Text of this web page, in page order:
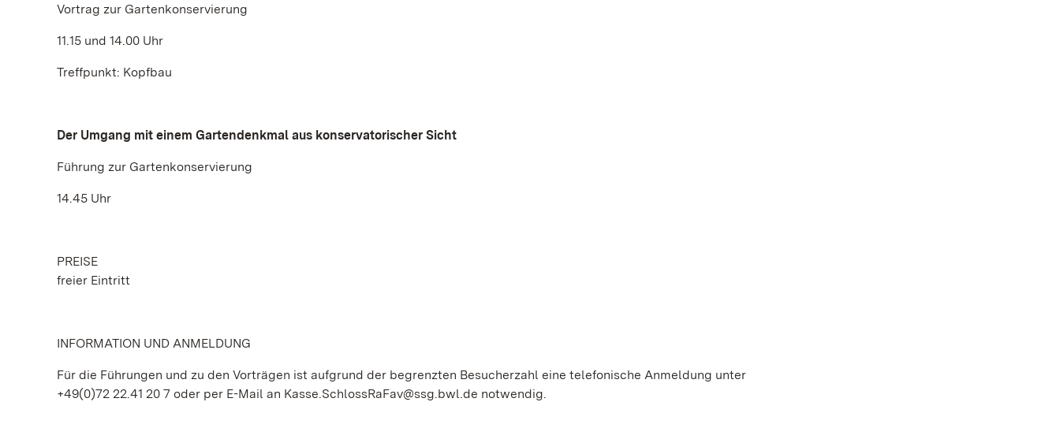
Vortrag zur Gartenkonservierung
11.15 und 14.00 Uhr
Treffpunkt: Kopfbau
Der Umgang mit einem Gartendenkmal aus konservatorischer Sicht
Führung zur Gartenkonservierung
14.45 Uhr
PREISE
freier Eintritt
INFORMATION UND ANMELDUNG
Für die Führungen und zu den Vorträgen ist aufgrund der begrenzten Besucherzahl eine telefonische Anmeldung unter
+49(0)72 22.41 20 7 oder per E-Mail an Kasse.SchlossRaFav@ssg.bwl.de notwendig.